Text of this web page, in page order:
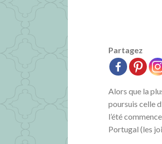
Partagez
Alors que la
poursuis celle
l’été
Portugal (les